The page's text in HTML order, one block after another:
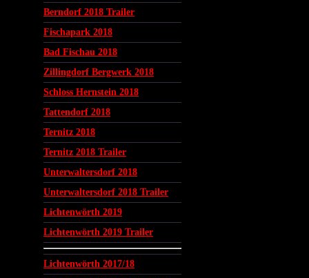
Berndorf 2018 Trailer
Fischapark 2018
Bad Fischau 2018
Zillingdorf Bergwerk 2018
Schloss Hernstein 2018
Tattendorf 2018
Ternitz 2018
Ternitz 2018 Trailer
Unterwaltersdorf 2018
Unterwaltersdorf 2018 Trailer
Lichtenwörth 2019
Lichtenwörth 2019 Trailer
Lichtenwörth 2017/18